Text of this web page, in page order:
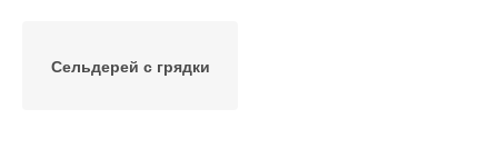
Сельдерей с грядки